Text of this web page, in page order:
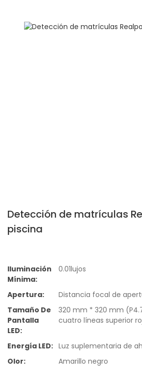
Detección de matrículas
piscina
Iluminación
Mínima:
0.01lujos
Apertura:
Distancia focal de
Tamaño De
Pantalla
LED:
320 mm * 320 mm
cuatro líneas superior
Energía LED: Luz suplementaria de
Olor:
Amarillo negro